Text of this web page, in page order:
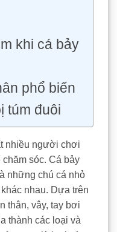
khi cá bảy
phổ biến
túm đuôi
nhiều người chơi
sóc. Cá bảy
những chú cá nhỏ
nhau. Dựa trên
thân, vây, tay bơi
thành các loại và